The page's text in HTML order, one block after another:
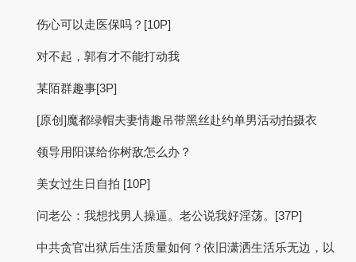
伤心可以走医保吗？[10P]
对不起，郭有才不能打动我
某陌群趣事[3P]
[原创]魔都绿帽夫妻情趣吊带黑丝赴约单男活动拍摄衣
领导用阳谋给你树敌怎么办？
美女过生日自拍 [10P]
问老公：我想找男人操逼。老公说我好淫荡。[37P]
中共贪官出狱后生活质量如何？依旧潇洒生活乐无边，以